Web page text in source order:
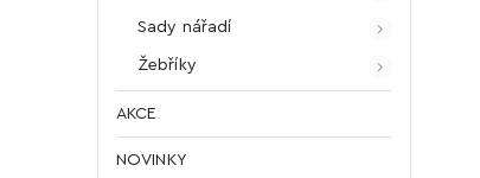
Sady nářadí
Žebříky
AKCE
NOVINKY